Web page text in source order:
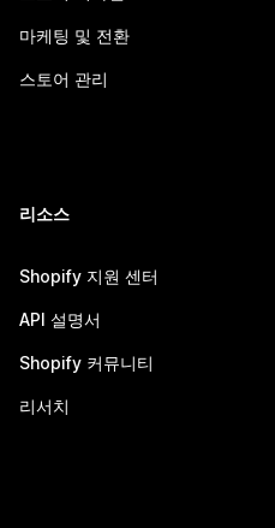
마케팅 및 전환
스토어 관리
리소스
Shopify 지원 센터
API 설명서
Shopify 커뮤니티
리서치